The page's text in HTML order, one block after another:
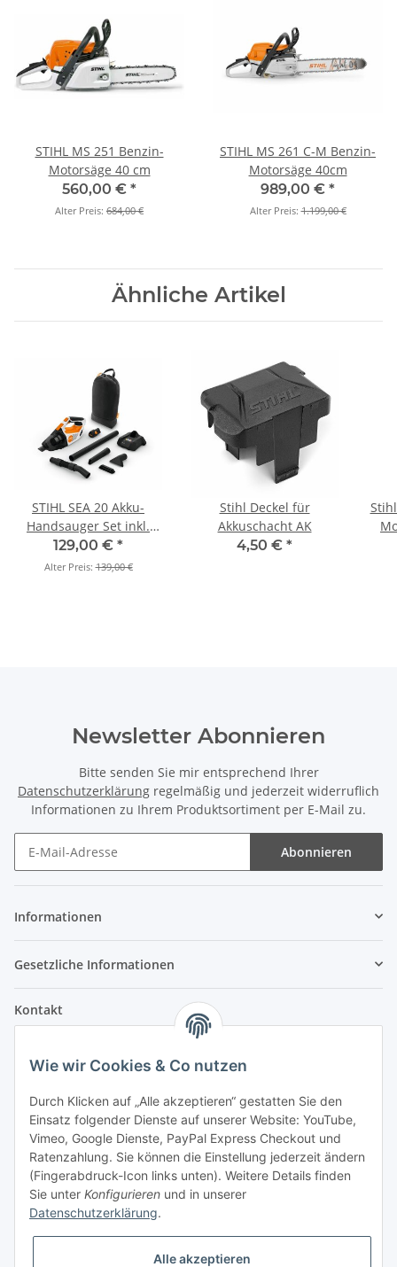
STIHL MS 251 Benzin-
Motorsäge 40 cm
560,00 € *
Alter Preis: 684,00 €
STIHL MS 261 C-M Benzin-
Motorsäge 40cm
989,00 € *
Alter Preis:1.199,00 €
Ähnliche Artikel
STIHL SEA 20 Akku-
Handsauger Set inkl.
AS2 Akku und AL 1
Ladegerät
129,00 € *
Alter Preis:139,00 €
Stihl Deckel für
Akkuschacht AK
4,50 € *
Newsletter Abonnieren
Bitte senden Sie mir entsprechend Ihrer
Datenschutzerklärung regelmäßig und jederzeit widerruflich
Informationen zu Ihrem Produktsortiment per E-Mail zu.
Abonnieren
Informationen
Gesetzliche Informationen
Kontakt
Im Weiherfeld 10
Montag bis Freitag
Ladengeschäft: 8.00 Uhr - 17.00 Uhr
Werkstatt: 7.30 Uhr - 16.30 Uhr
Samstag
Wie wir Cookies & Co nutzen
Durch Klicken auf „Alle akzeptieren“ gestatten Sie den
Einsatz folgender Dienste auf unserer Website: YouTube,
Vimeo, Google Dienste, PayPal Express Checkout und
Ratenzahlung. Sie können die Einstellung jederzeit ändern
(Fingerabdruck-Icon links unten). Weitere Details finden
Sie unter Konfigurieren und in unserer
Datenschutzerklärung.
Alle akzeptieren